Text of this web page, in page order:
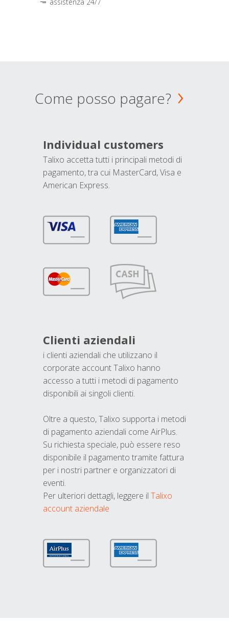
Come posso pagare?
Individual customers
Talixo accetta tutti i principali metodi di
pagamento, tra cui MasterCard, Visa e
American Express.
Clienti aziendali
i clienti aziendali che utilizzano il
corporate account Talixo hanno
accesso a tutti i metodi di pagamento
disponibili ai singoli clienti.
Oltre a questo, Talixo supporta i metodi
di pagamento aziendali come AirPlus.
Su richiesta speciale, può essere reso
disponibile il pagamento tramite fattura
per i nostri partner e organizzatori di
eventi.
Per ulteriori dettagli, leggere il Talixo
account aziendale